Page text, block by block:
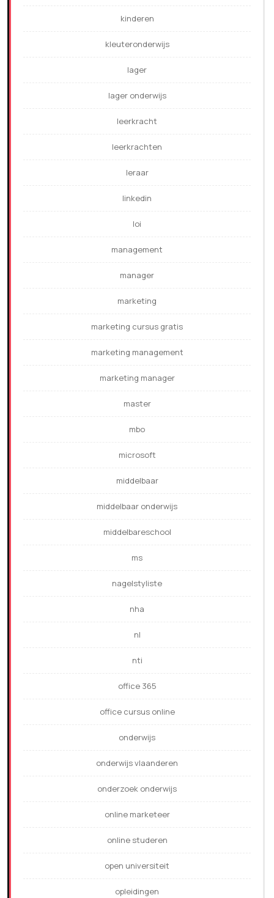
kinderen
kleuteronderwijs
lager
lager onderwijs
leerkracht
leerkrachten
leraar
linkedin
loi
management
manager
marketing
marketing cursus gratis
marketing management
marketing manager
master
mbo
microsoft
middelbaar
middelbaar onderwijs
middelbareschool
ms
nagelstyliste
nha
nl
nti
office 365
office cursus online
onderwijs
onderwijs vlaanderen
onderzoek onderwijs
online marketeer
online studeren
open universiteit
opleidingen